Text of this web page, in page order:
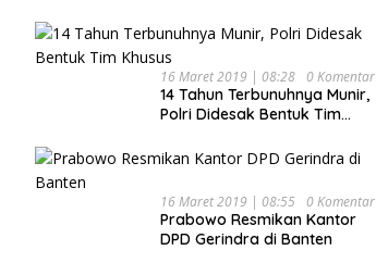
Kesehatan
16 Maret 2019 | 08:28 0 Komentar
14 Tahun Terbunuhnya Munir,
Polri Didesak Bentuk Tim
16 Maret 2019 | 08:55 0 Komentar
Prabowo Resmikan Kantor
DPD Gerindra di Banten